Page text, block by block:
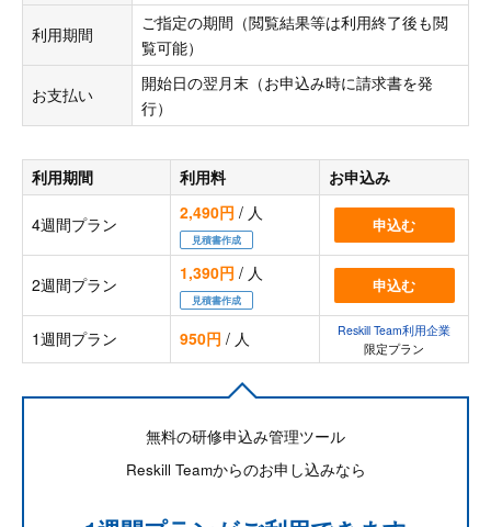
利用期間
ご指定の期間（閲覧結果等は利用終了後も閲
覧可能）
お支払い
開始日の翌月末（お申込み時に請求書を発
行）
利用期間 利用料 お申込み
4週間プラン
2,490円 / 人
見積書作成
申込む
2週間プラン
1,390円 / 人
見積書作成
申込む
1週間プラン 950円 / 人
Reskill Team利用企業
限定プラン
無料の研修申込み管理ツール
Reskill Teamからのお申し込みなら